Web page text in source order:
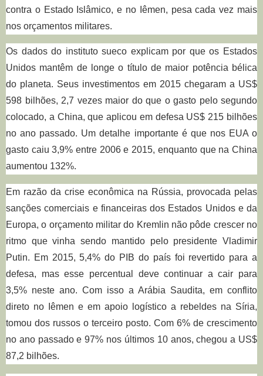
contra o Estado Islâmico, e no Iêmen, pesa cada vez mais
nos orçamentos militares.
Os dados do instituto sueco explicam por que os Estados
Unidos mantêm de longe o título de maior potência bélica
do planeta. Seus investimentos em 2015 chegaram a US$
598 bilhões, 2,7 vezes maior do que o gasto pelo segundo
colocado, a China, que aplicou em defesa US$ 215 bilhões
no ano passado. Um detalhe importante é que nos EUA o
gasto caiu 3,9% entre 2006 e 2015, enquanto que na China
aumentou 132%.
Em razão da crise econômica na Rússia, provocada pelas
sanções comerciais e financeiras dos Estados Unidos e da
Europa, o orçamento militar do Kremlin não pôde crescer no
ritmo que vinha sendo mantido pelo presidente Vladimir
Putin. Em 2015, 5,4% do PIB do país foi revertido para a
defesa, mas esse percentual deve continuar a cair para
3,5% neste ano. Com isso a Arábia Saudita, em conflito
direto no Iêmen e em apoio logístico a rebeldes na Síria,
tomou dos russos o terceiro posto. Com 6% de crescimento
no ano passado e 97% nos últimos 10 anos, chegou a US$
87,2 bilhões.